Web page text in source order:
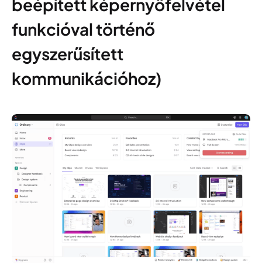
beépített képernyőfelvétel
funkcióval történő
egyszerűsített
kommunikációhoz)